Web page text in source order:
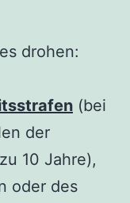
drohen:
(bei
der
10 Jahre),
oder des